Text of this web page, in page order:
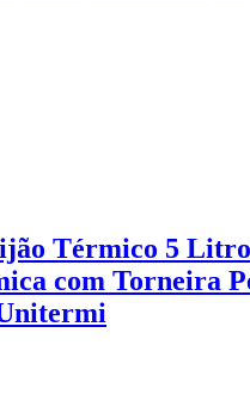
Térmico 5
com Torneira